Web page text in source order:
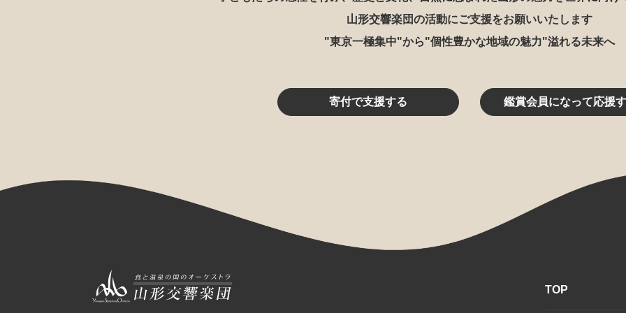
山形交響楽団の活動にご支援をお願いいたします
"東京一極集中"から"個性豊かな地域の魅力"溢れる未来へ
寄付で支援する 鑑賞会員になって応援
TOP